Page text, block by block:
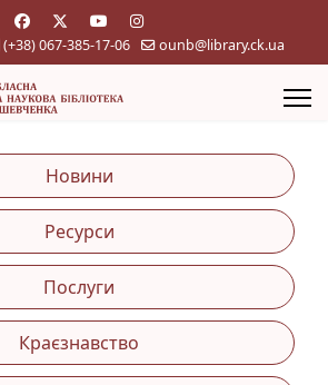
(+38) 067-385-17-06 ounb@library.ck.ua
Новини
Ресурси
Послуги
Краєзнавство